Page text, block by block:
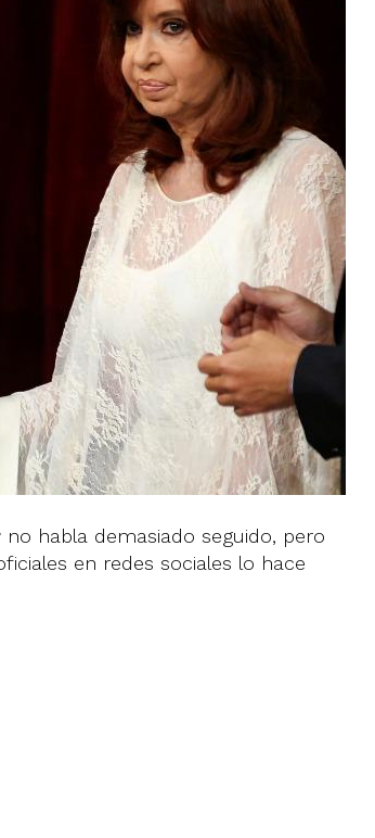
no habla demasiado seguido, pero
en redes sociales lo hace